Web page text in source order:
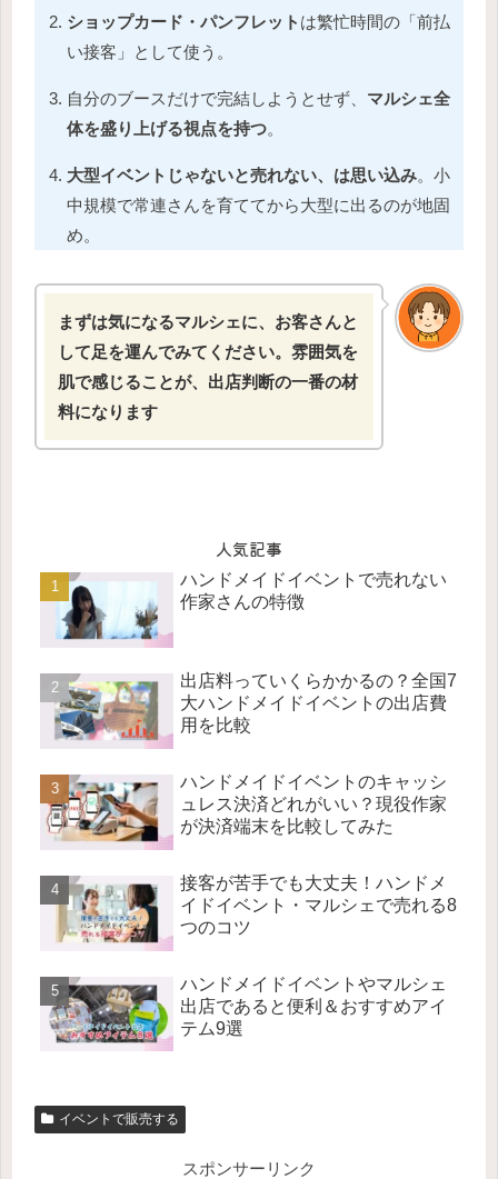
ショップカード・パンフレット は繁忙時間の「前払
い接客」として使う。
自分のブースだけで完結しようとせず、 マルシェ全
体を盛り上げる視点を持つ。
大型イベントじゃないと売れない、は思い込み。小
中規模で常連さんを育ててから大型に出るのが地固
め。
まずは気になるマルシェに、お客さんと
して足を運んでみてください。雰囲気を
肌で感じることが、出店判断の一番の材
料になります
人気記事
ハンドメイドイベントで売れない
作家さんの特徴
出店料っていくらかかるの？全国7
大ハンドメイドイベントの出店費
用を比較
ハンドメイドイベントのキャッシ
ュレス決済どれがいい？現役作家
が決済端末を比較してみた
接客が苦手でも大丈夫！ハンドメ
イドイベント・マルシェで売れる8
つのコツ
ハンドメイドイベントやマルシェ
出店であると便利＆おすすめアイ
テム9選
イベントで販売する
スポンサーリンク